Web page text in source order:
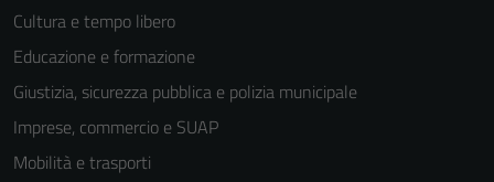
Cultura e tempo libero
Educazione e formazione
Giustizia, sicurezza pubblica e polizia municipale
Imprese, commercio e SUAP
Mobilità e trasporti